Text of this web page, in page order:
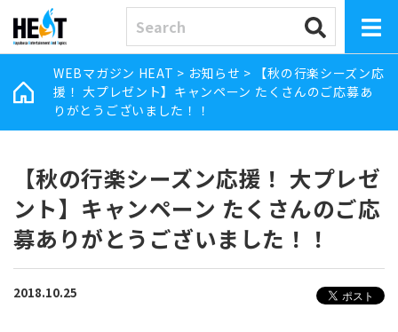
WEBマガジン HEAT > お知らせ >
【秋の行楽シーズン応
援！ 大プレゼント】キャンペーン たくさんのご応募あ
りがとうございました！！
【秋の行楽シーズン応援！ 大プレゼ
ント】キャンペーン たくさんのご応
募ありがとうございました！！
2018.10.25